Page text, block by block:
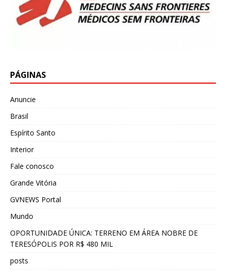
PÁGINAS
Anuncie
Brasil
Espírito Santo
Interior
Fale conosco
Grande Vitória
GVNEWS Portal
Mundo
OPORTUNIDADE ÚNICA: TERRENO EM ÁREA NOBRE DE
TERESÓPOLIS POR R$ 480 MIL
posts